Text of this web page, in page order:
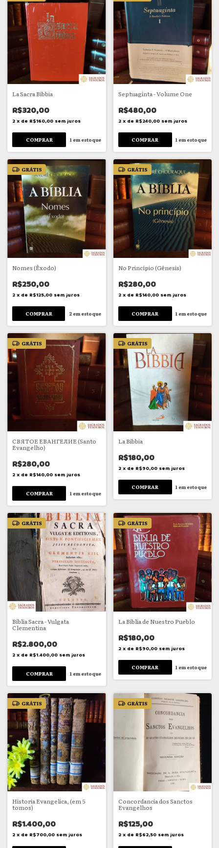
La Sacra Bibbia
R$320,00
2 x de R$160,00 sem juros
1em estoque
Septuaginta - Volume One
R$480,00
2 x de R$240,00 sem juros
1 em estoque
GRÁTIS
Nomes (Êxodo)
R$250,00
2 x de R$125,00 sem juros
2em estoque
GRÁTIS
No Princípio (Gênesis)
R$280,00
2 x de R$140,00 sem juros
1 em estoque
GRÁTIS
СВЯТОЕ ЕВАНГЕЛИЕ (Santo
Evangelho)
R$280,00
2 x de R$140,00 sem juros
1em estoque
GRÁTIS
La Bibbia
R$180,00
2 x de R$90,00 sem juros
1 em estoque
GRÁTIS
Biblia Sacra - Vulgata
Clementina
R$2.800,00
2 x de R$1.400,00 sem juros
1 em estoque
GRÁTIS
La Biblia de Nuestro Pueblo
R$180,00
2 x de R$90,00 sem juros
1 em estoque
GRÁTIS
Historia Evangelica, (em 5
tomos)
R$1.400,00
2 x de R$700,00 sem juros
GRÁTIS
Concordancia dos Sanctos
Evangelhos
R$125,00
2 x de R$62,50 sem juros